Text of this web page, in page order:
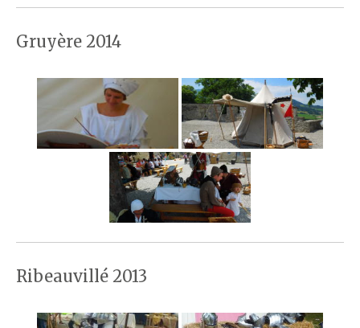
Gruyère 2014
Ribeauvillé 2013